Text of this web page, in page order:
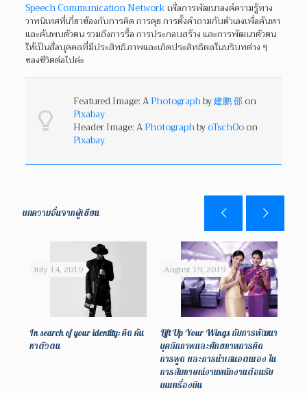
Speech Communication Networkเพื่อการพัฒนาองค์ความรู้ทาง
วาทนิเทศที่เกี่ยวข้องกับการคิด การคุย การตั้งคำถามกับตัวเองเพื่อค้นหา
และค้นพบตัวตน รวมถึงการรื้อ การประกอบสร้าง และการพัฒนาตัวตน
ให้เป็นสื่อบุคคลที่มีประสิทธิภาพและเกิดประสิทธิผลในบริบทต่าง ๆ
ของชีวิตต่อไปค่ะ
Featured Image: APhotographby建鹏 邵on
Pixabay
Header Image: APhotographbyoTschOoon
Pixabay
บทความอื่นจากผู้เขียน
July 14, 2019
In search of your identity: คิด ค้น
หาตัวตน
August 19, 2019
Lift Up Your Wings กับการพัฒนา
บุคลิกภาพและศักยภาพการคิด
การพูด และการนำเสนอตนเอง ใน
การสัมภาษณ์งานพนักงานต้อนรับ
บนเครื่องบิน